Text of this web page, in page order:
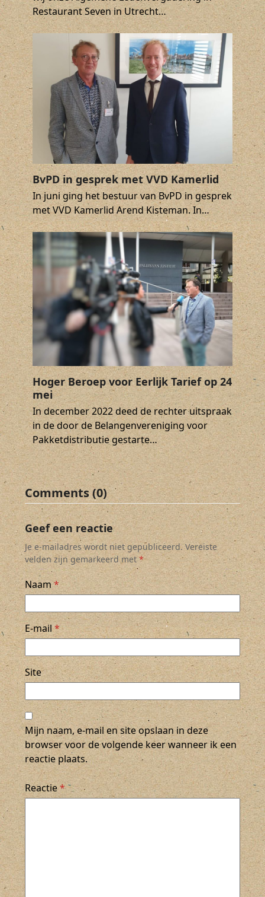
Restaurant Seven in Utrecht…
BvPD in gesprek met VVD Kamerlid
In juni ging het bestuur van BvPD in gesprek
met VVD Kamerlid Arend Kisteman. In…
Hoger Beroep voor Eerlijk Tarief op 24
mei
In december 2022 deed de rechter uitspraak
in de door de Belangenvereniging voor
Pakketdistributie gestarte…
Comments (0)
Geef een reactie
Je e-mailadres wordt niet gepubliceerd. Vereiste
velden zijn gemarkeerd met*
Naam*
E-mail*
Site
Mijn naam, e-mail en site opslaan in deze
browser voor de volgende keer wanneer ik een
reactie plaats.
Reactie*